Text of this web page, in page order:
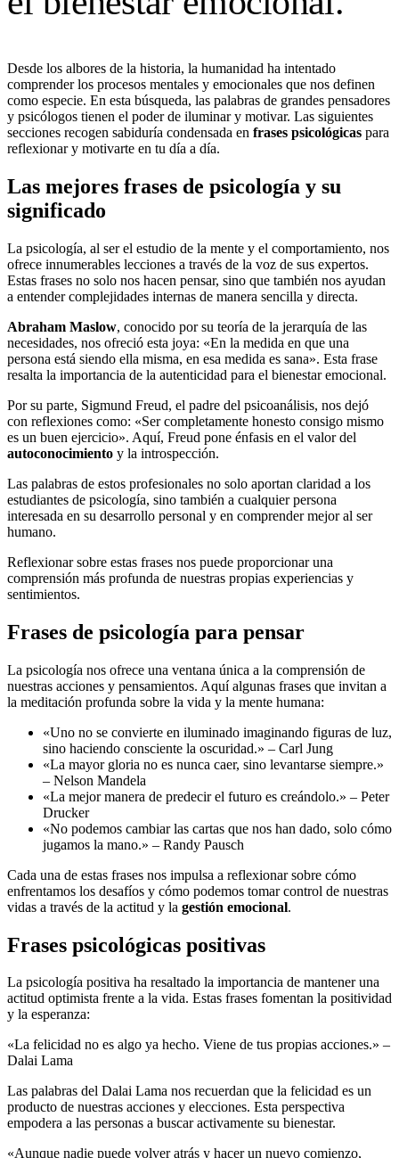
Desde los albores de la historia, la humanidad ha intentado
comprender los procesos mentales y emocionales que nos definen
como especie. En esta búsqueda, las palabras de grandes pensadores
y psicólogos tienen el poder de iluminar y motivar. Las siguientes
secciones recogen sabiduría condensada en frases psicológicas para
reflexionar y motivarte en tu día a día.
Las mejores frases de psicología y su
significado
La psicología, al ser el estudio de la mente y el comportamiento, nos
ofrece innumerables lecciones a través de la voz de sus expertos.
Estas frases no solo nos hacen pensar, sino que también nos ayudan
a entender complejidades internas de manera sencilla y directa.
Abraham Maslow, conocido por su teoría de la jerarquía de las
necesidades, nos ofreció esta joya: «En la medida en que una
persona está siendo ella misma, en esa medida es sana». Esta frase
resalta la importancia de la autenticidad para el bienestar emocional.
Por su parte, Sigmund Freud, el padre del psicoanálisis, nos dejó
con reflexiones como: «Ser completamente honesto consigo mismo
es un buen ejercicio». Aquí, Freud pone énfasis en el valor del
autoconocimiento y la introspección.
Las palabras de estos profesionales no solo aportan claridad a los
estudiantes de psicología, sino también a cualquier persona
interesada en su desarrollo personal y en comprender mejor al ser
humano.
Reflexionar sobre estas frases nos puede proporcionar una
comprensión más profunda de nuestras propias experiencias y
sentimientos.
Frases de psicología para pensar
La psicología nos ofrece una ventana única a la comprensión de
nuestras acciones y pensamientos. Aquí algunas frases que invitan a
la meditación profunda sobre la vida y la mente humana:
«Uno no se convierte en iluminado imaginando figuras de luz,
sino haciendo consciente la oscuridad.» – Carl Jung
«La mayor gloria no es nunca caer, sino levantarse siempre.»
– Nelson Mandela
«La mejor manera de predecir el futuro es creándolo.» – Peter
Drucker
«No podemos cambiar las cartas que nos han dado, solo cómo
jugamos la mano.» – Randy Pausch
Cada una de estas frases nos impulsa a reflexionar sobre cómo
enfrentamos los desafíos y cómo podemos tomar control de nuestras
vidas a través de la actitud y la gestión emocional.
Frases psicológicas positivas
La psicología positiva ha resaltado la importancia de mantener una
actitud optimista frente a la vida. Estas frases fomentan la positividad
y la esperanza:
«La felicidad no es algo ya hecho. Viene de tus propias acciones.» –
Dalai Lama
Las palabras del Dalai Lama nos recuerdan que la felicidad es un
producto de nuestras acciones y elecciones. Esta perspectiva
empodera a las personas a buscar activamente su bienestar.
«Aunque nadie puede volver atrás y hacer un nuevo comienzo,